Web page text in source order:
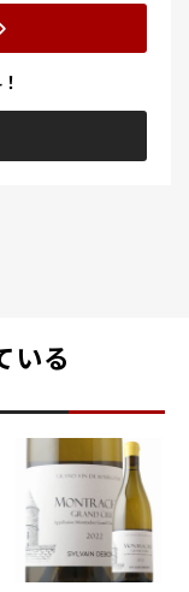
いる